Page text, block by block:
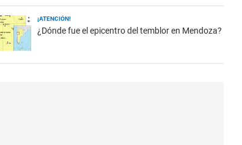
¡ATENCIÓN!
¿Dónde fue el epicentro del temblor en Mendoza?